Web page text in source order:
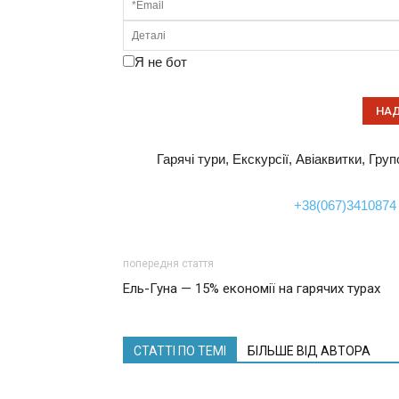
Я не бот
Гарячі тури, Екскурсії, Авіаквитки,
+38(067)3410874
попередня стаття
Ель-Гуна — 15% економії на гарячих турах
СТАТТІ ПО ТЕМІ БІЛЬШЕ ВІД АВТОРА